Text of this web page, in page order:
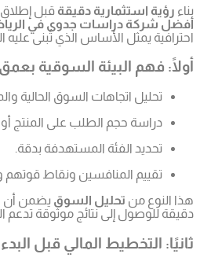
بناء رؤية استثمارية دقيقة قبل إطلاق
أفضل شركة دراسات جدوى في
احترافية يمثل الأساس الذي تُبنى عليه
أولًا: فهم البيئة السوقية بعمق
تحليل اتجاهات السوق الحالية
دراسة حجم الطلب على المنتج أو
تحديد الفئة المستهدفة بدقة.
تقييم المنافسين ونقاط
هذا النوع من تحليل السوق يضمن أن
دقيقة للوصول إلى نتائج موثوقة تدعم
ثانيًا: التخطيط المالي قبل البدء